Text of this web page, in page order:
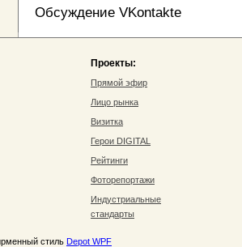
Обсуждение VKontakte
Проекты:
Прямой эфир
Лицо рынка
Визитка
Герои DIGITAL
Рейтинги
Фоторепортажи
Индустриальные
стандарты
стиль Depot WPF